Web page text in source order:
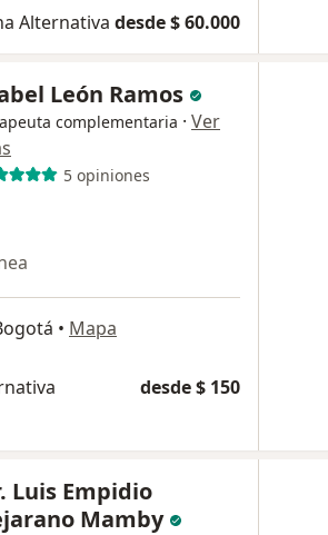
Alternativa desde $ 60.000
León Ramos
complementaria · Ver
5 opiniones
• Mapa
desde $ 150
Luis Empidio
Mamby